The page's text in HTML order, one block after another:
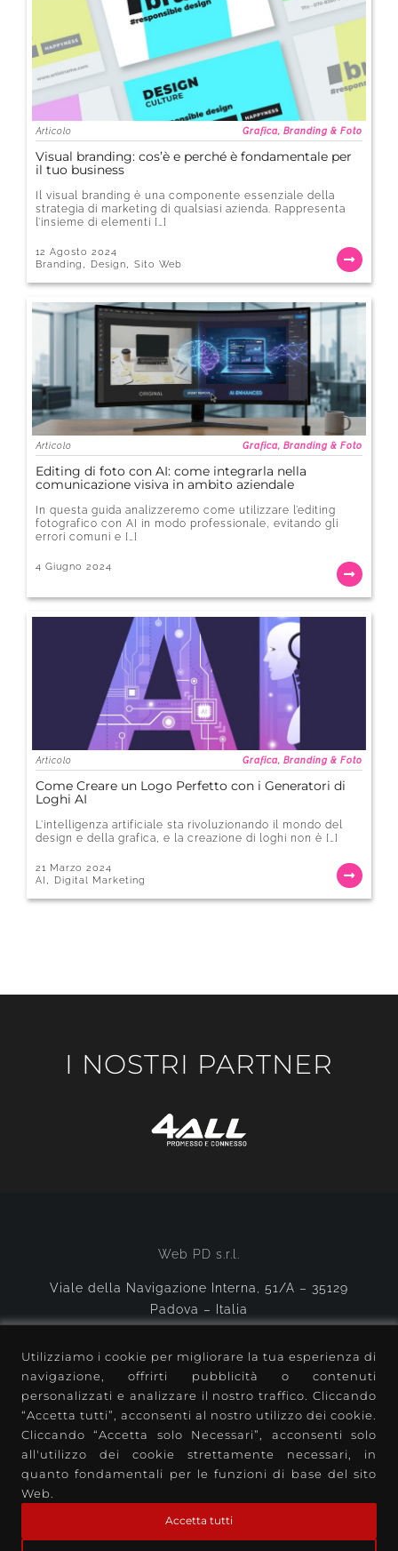
Utilizziamo i cookie per migliorare la tua esperienza di
navigazione, offrirti pubblicità o contenuti
personalizzati e analizzare il nostro traffico. Cliccando
“Accetta tutti”, acconsenti al nostro utilizzo dei cookie.
Cliccando “Accetta solo Necessari”, acconsenti solo
all'utilizzo dei cookie strettamente necessari, in
quanto fondamentali per le funzioni di base del sito
Web.
Accetta tutti
Articolo Grafica, Branding & Foto
Visual branding: cos’è e perché è fondamentale per
il tuo business
Il visual branding è una componente essenziale della
strategia di marketing di qualsiasi azienda. Rappresenta
l’insieme di elementi […]
12 Agosto 2024
Branding
Design ,Sito Web
Articolo Grafica, Branding & Foto
Editing di foto con AI: come integrarla nella
comunicazione visiva in ambito aziendale
In questa guida analizzeremo come utilizzare l’editing
fotografico con AI in modo professionale, evitando gli
errori comuni e […]
4 Giugno 2024
Articolo Grafica, Branding & Foto
Come Creare un Logo Perfetto con i Generatori di
Loghi AI
L’intelligenza artificiale sta rivoluzionando il mondo del
design e della grafica, e la creazione di loghi non è […]
21 Marzo 2024
AI
Digital Marketing
I NOSTRI PARTNER
Web PD s.r.l.
Viale della Navigazione Interna, 51/A – 35129
Padova – Italia
p.i. e c.f. 04424420281
n. reg. impr. PD – 388485
Web PD | Consulenza informatica Padova